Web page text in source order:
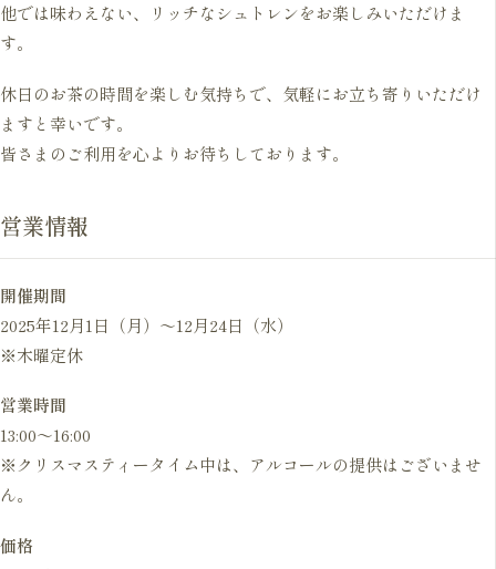
他では味わえない、リッチなシュトレンをお楽しみいただけま
す。
休日のお茶の時間を楽しむ気持ちで、気軽にお立ち寄りいただけ
ますと幸いです。
皆さまのご利用を心よりお待ちしております。
営業情報
開催期間
2025年12月1日（月）〜12月24日（水）
※木曜定休
営業時間
13:00〜16:00
※クリスマスティータイム中は、アルコールの提供はございませ
ん。
価格